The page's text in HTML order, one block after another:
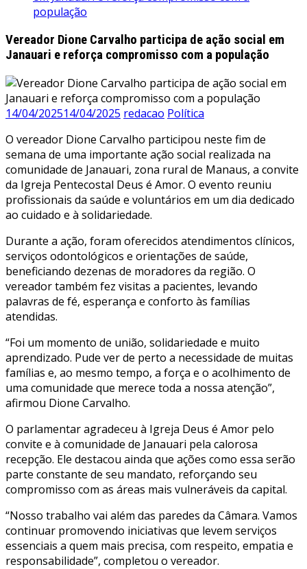
população
Vereador Dione Carvalho participa de ação social em
Janauari e reforça compromisso com a população
14/04/202514/04/2025 redacao Política
O vereador Dione Carvalho participou neste fim de
semana de uma importante ação social realizada na
comunidade de Janauari, zona rural de Manaus, a convite
da Igreja Pentecostal Deus é Amor. O evento reuniu
profissionais da saúde e voluntários em um dia dedicado
ao cuidado e à solidariedade.
Durante a ação, foram oferecidos atendimentos clínicos,
serviços odontológicos e orientações de saúde,
beneficiando dezenas de moradores da região. O
vereador também fez visitas a pacientes, levando
palavras de fé, esperança e conforto às famílias
atendidas.
“Foi um momento de união, solidariedade e muito
aprendizado. Pude ver de perto a necessidade de muitas
famílias e, ao mesmo tempo, a força e o acolhimento de
uma comunidade que merece toda a nossa atenção”,
afirmou Dione Carvalho.
O parlamentar agradeceu à Igreja Deus é Amor pelo
convite e à comunidade de Janauari pela calorosa
recepção. Ele destacou ainda que ações como essa serão
parte constante de seu mandato, reforçando seu
compromisso com as áreas mais vulneráveis da capital.
“Nosso trabalho vai além das paredes da Câmara. Vamos
continuar promovendo iniciativas que levem serviços
essenciais a quem mais precisa, com respeito, empatia e
responsabilidade”, completou o vereador.